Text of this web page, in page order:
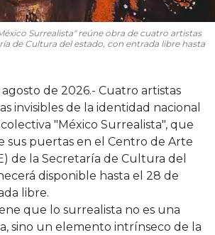
Surrealista" reúne obra de cuatro artistas
de Cultura del estado, con entrada libre hasta
de 2026.- Cuatro artistas
invisibles de la identidad nacional
"México Surrealista", que
sus puertas en el Centro de Arte
de la Secretaría de Cultura del
disponible hasta el 28 de
libre.
que lo surrealista no es una
sino un elemento intrínseco de la